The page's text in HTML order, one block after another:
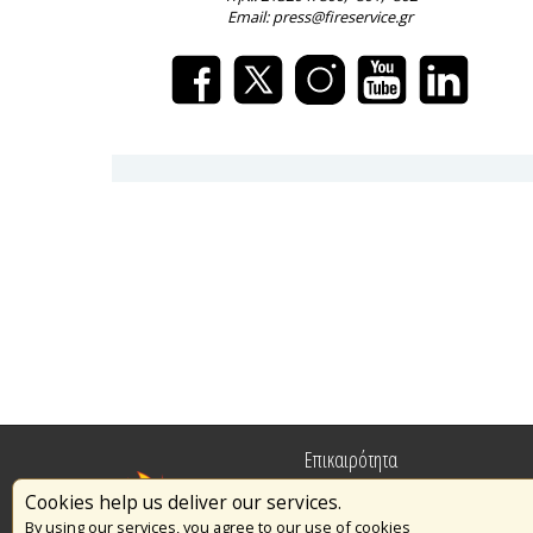
Email: press@fireservice.gr
Cookies help us deliver our services.
By using our services, you agree to our use of cookies
Επικαιρότητα
Πυρασφάλεια